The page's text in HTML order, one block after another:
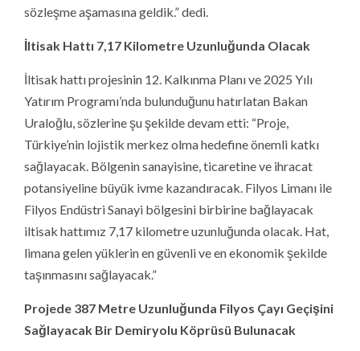
sözleşme aşamasına geldik.” dedi.
İltisak Hattı 7,17 Kilometre Uzunluğunda Olacak
İltisak hattı projesinin 12. Kalkınma Planı ve 2025 Yılı
Yatırım Programı’nda bulunduğunu hatırlatan Bakan
Uraloğlu, sözlerine şu şekilde devam etti: “Proje,
Türkiye’nin lojistik merkez olma hedefine önemli katkı
sağlayacak. Bölgenin sanayisine, ticaretine ve ihracat
potansiyeline büyük ivme kazandıracak. Filyos Limanı ile
Filyos Endüstri Sanayi bölgesini birbirine bağlayacak
iltisak hattımız 7,17 kilometre uzunluğunda olacak. Hat,
limana gelen yüklerin en güvenli ve en ekonomik şekilde
taşınmasını sağlayacak.”
Projede 387 Metre Uzunluğunda Filyos Çayı Geçişini
Sağlayacak Bir Demiryolu Köprüsü Bulunacak